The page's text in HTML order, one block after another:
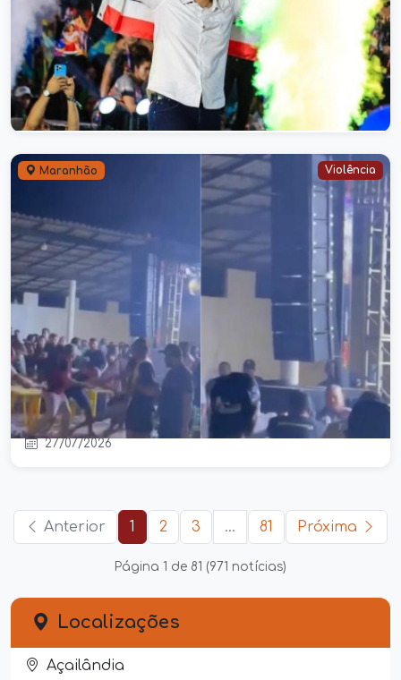
MDB Oficializa Orleans Brandão
para o Governo do Maranhão
27/07/2026
Maranhão Violência
PM é preso após ataque a tiros
deixar quatro feridos durante festa
em Pastos Bons
27/07/2026
Anterior 1 2 3 ... 81 Próxima
Página 1 de 81 (971 notícias)
Localizações
Açailândia